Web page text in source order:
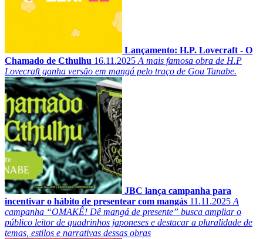
Lançamento: H.P. Lovecraft - O
Chamado de Cthulhu 16.11.2025 A mais famosa obra de H.P
Lovecraft ganha versão em mangá pelo traço de Gou Tanabe.
JBC lança campanha para
incentivar o hábito de presentear com mangás 11.11.2025 A
campanha “OMAKÊ! Dê mangá de presente” busca ampliar o
público leitor de quadrinhos japoneses e destacar a pluralidade de
temas, estilos e narrativas dessas obras